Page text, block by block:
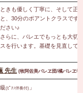
きも優しく丁寧に、そして正
、30分のポアントクラスです
さい♪
らに、 バレエでもっとも大切
を行います。基礎を見直して
先生 (牧阿佐美バレヱ団/橘バレヱ学
(ﾋﾟｱﾉ伴奏付) 」